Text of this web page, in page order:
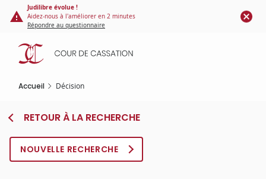
Panneau de gestion des cookies
contenu
principal
Judilibre évolue !
Aidez-nous à l'améliorer en 2 minutes
Répondre au questionnaire
Accueil Décision
RETOUR À LA RECHERCHE
NOUVELLE RECHERCHE